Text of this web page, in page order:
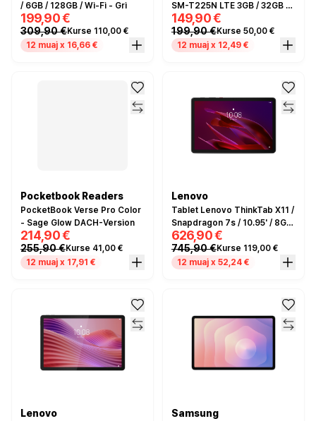
/ 6GB / 128GB / Wi-Fi - Gri
199,90 €
309,90 €Kurse 110,00 €
12 muaj x 16,66 €
SM-T225N LTE 3GB / 32GB -
Gri
149,90 €
199,90 €Kurse 50,00 €
12 muaj x 12,49 €
Pocketbook Readers
PocketBook Verse Pro Color
- Sage Glow DACH-Version
214,90 €
255,90 €Kurse 41,00 €
12 muaj x 17,91 €
Lenovo
Tablet Lenovo ThinkTab X11 /
Snapdragon 7s / 10.95' / 8GB
/ 256GB - Zezë
626,90 €
745,90 €Kurse 119,00 €
12 muaj x 52,24 €
Lenovo Samsung